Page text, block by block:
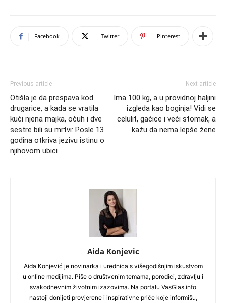
Facebook Twitter Pinterest
Previous article
Otišla je da prespava kod
drugarice, a kada se vratila
kući njena majka, očuh i dve
sestre bili su mrtvi: Posle 13
godina otkriva jezivu istinu o
njihovom ubici
Next article
Ima 100 kg, a u providnoj haljini
izgleda kao boginja! Vidi se
celulit, gaćice i veći stomak, a
kažu da nema lepše žene
Aida Konjevic
Aida Konjević je novinarka i urednica s višegodišnjim iskustvom
u online medijima. Piše o društvenim temama, porodici, zdravlju i
svakodnevnim životnim izazovima. Na portalu VasGlas.info
nastoji donijeti provjerene i inspirativne priče koje informišu,